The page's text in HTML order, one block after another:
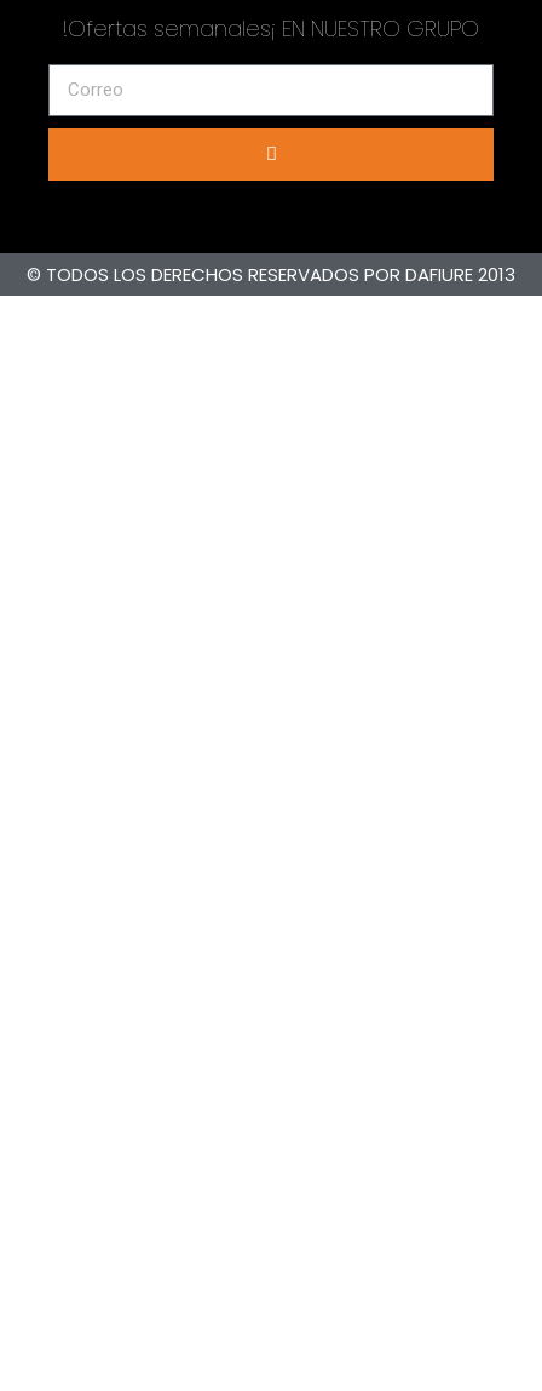
!Ofertas semanales¡ EN NUESTRO GRUPO
© TODOS LOS DERECHOS RESERVADOS POR DAFIURE 2013